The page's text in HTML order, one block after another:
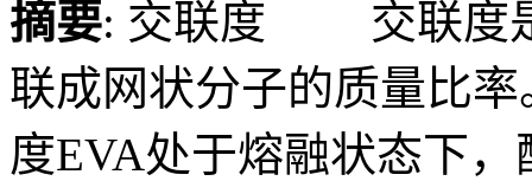
摘要: 交联度 交联度是
联成网状分子的质量比
度EVA处于熔融状态下